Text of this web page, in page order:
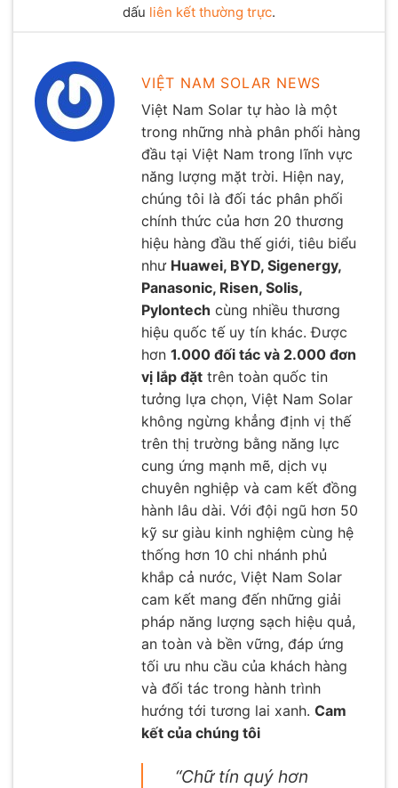
dấu liên kết thường trực.
VIỆT NAM SOLAR NEWS
Việt Nam Solar tự hào là một
trong những nhà phân phối hàng
đầu tại Việt Nam trong lĩnh vực
năng lượng mặt trời. Hiện nay,
chúng tôi là đối tác phân phối
chính thức của hơn 20 thương
hiệu hàng đầu thế giới, tiêu biểu
như Huawei, BYD, Sigenergy,
Panasonic, Risen, Solis,
Pylontech cùng nhiều thương
hiệu quốc tế uy tín khác. Được
hơn 1.000 đối tác và 2.000 đơn
vị lắp đặt trên toàn quốc tin
tưởng lựa chọn, Việt Nam Solar
không ngừng khẳng định vị thế
trên thị trường bằng năng lực
cung ứng mạnh mẽ, dịch vụ
chuyên nghiệp và cam kết đồng
hành lâu dài. Với đội ngũ hơn 50
kỹ sư giàu kinh nghiệm cùng hệ
thống hơn 10 chi nhánh phủ
khắp cả nước, Việt Nam Solar
cam kết mang đến những giải
pháp năng lượng sạch hiệu quả,
an toàn và bền vững, đáp ứng
tối ưu nhu cầu của khách hàng
và đối tác trong hành trình
hướng tới tương lai xanh. Cam
kết của chúng tôi
“Chữ tín quý hơn